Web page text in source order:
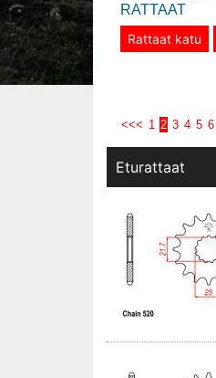
RATTAAT
Rattaat katu
<<< 1 2 3 4 5 6
Eturattaat